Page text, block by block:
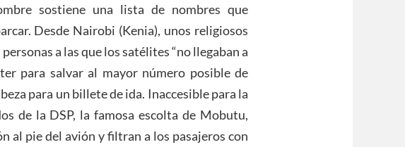
sostiene una lista de nombres que
Desde Nairobi (Kenia), unos religiosos
a las que los satélites “no llegaban a
para salvar al mayor número posible de
para un billete de ida. Inaccesible para la
de la DSP, la famosa escolta de Mobutu,
al pie del avión y filtran a los pasajeros con